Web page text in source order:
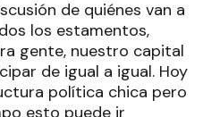
de quiénes van a
los estamentos,
gente, nuestro capital
de igual a igual. Hoy
política chica pero
esto puede ir